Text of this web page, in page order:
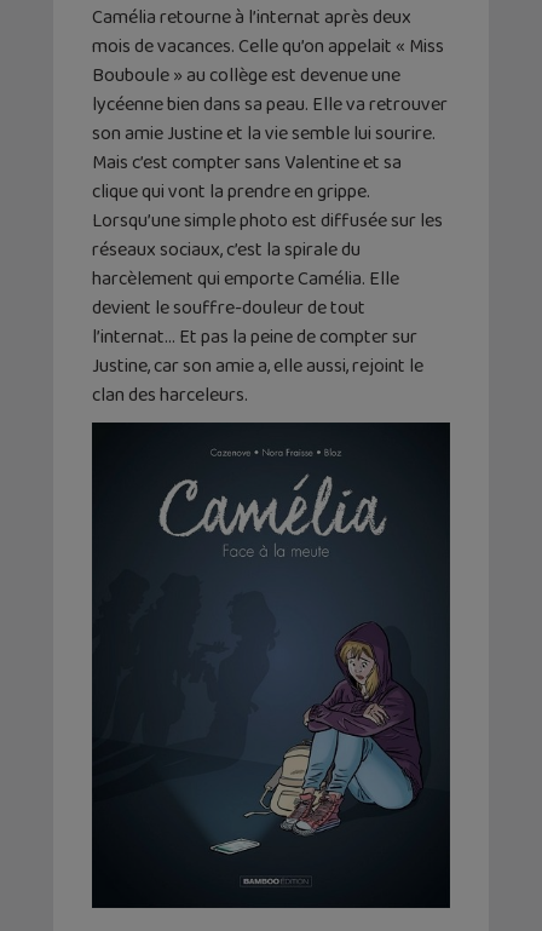
Camélia retourne à l’internat après deux
mois de vacances. Celle qu’on appelait « Miss
Bouboule » au collège est devenue une
lycéenne bien dans sa peau. Elle va retrouver
son amie Justine et la vie semble lui sourire.
Mais c’est compter sans Valentine et sa
clique qui vont la prendre en grippe.
Lorsqu’une simple photo est diffusée sur les
réseaux sociaux, c’est la spirale du
harcèlement qui emporte Camélia. Elle
devient le souffre-douleur de tout
l’internat… Et pas la peine de compter sur
Justine, car son amie a, elle aussi, rejoint le
clan des harceleurs.